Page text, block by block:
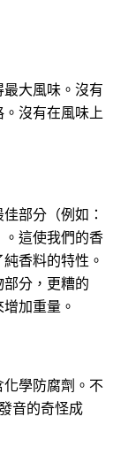
大風味。沒有
沒有在風味上
部分（例如：
這使我們的香
香料的特性。
分，更糟的
加重量。
學防腐劑。不
音的奇怪成